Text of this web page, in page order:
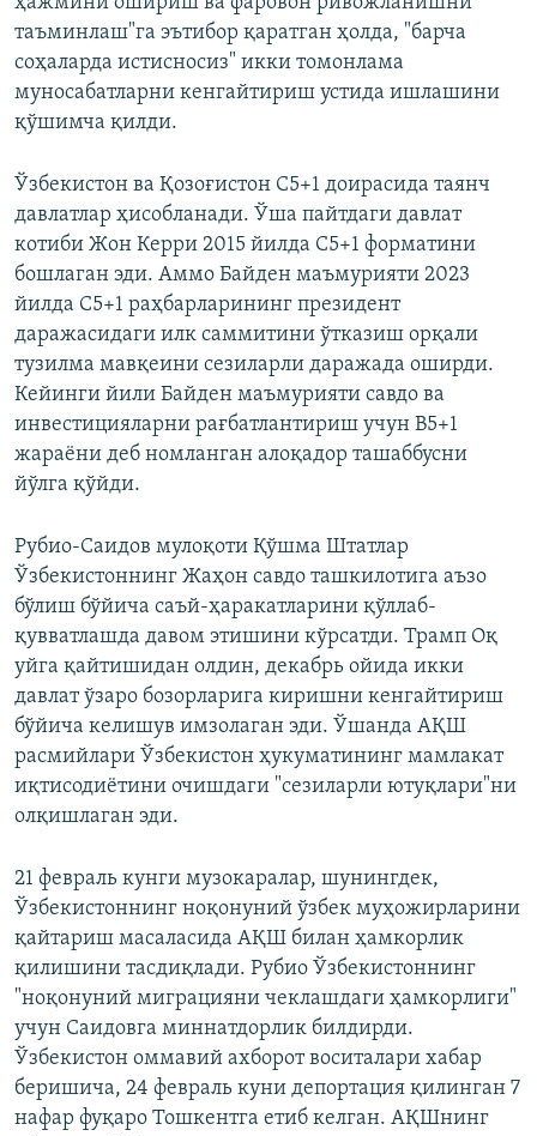
таъминлаш"га эътибор қаратган ҳолда, "барча
соҳаларда истисносиз" икки томонлама
муносабатларни кенгайтириш устида ишлашини
қўшимча қилди.
Ўзбекистон ва Қозоғистон C5+1 доирасида таянч
давлатлар ҳисобланади. Ўша пайтдаги давлат
котиби Жон Керри 2015 йилда C5+1 форматини
бошлаган эди. Аммо Байден маъмурияти 2023
йилда C5+1 раҳбарларининг президент
даражасидаги илк саммитини ўтказиш орқали
тузилма мавқеини сезиларли даражада оширди.
Кейинги йили Байден маъмурияти савдо ва
инвестицияларни рағбатлантириш учун B5+1
жараёни деб номланган алоқадор ташаббусни
йўлга қўйди.
Рубио-Саидов мулоқоти Қўшма Штатлар
Ўзбекистоннинг Жаҳон савдо ташкилотига аъзо
бўлиш бўйича саъй-ҳаракатларини қўллаб-
қувватлашда давом этишини кўрсатди. Трамп Оқ
уйга қайтишидан олдин, декабрь ойида икки
давлат ўзаро бозорларига киришни кенгайтириш
бўйича келишув имзолаган эди. Ўшанда АҚШ
расмийлари Ўзбекистон ҳукуматининг мамлакат
иқтисодиётини очишдаги "сезиларли ютуқлари"ни
олқишлаган эди.
21 февраль кунги музокаралар, шунингдек,
Ўзбекистоннинг ноқонуний ўзбек муҳожирларини
қайтариш масаласида АҚШ билан ҳамкорлик
қилишини тасдиқлади. Рубио Ўзбекистоннинг
"ноқонуний миграцияни чеклашдаги ҳамкорлиги"
учун Саидовга миннатдорлик билдирди.
Ўзбекистон оммавий ахборот воситалари хабар
беришича, 24 февраль куни депортация қилинган 7
нафар фуқаро Тошкентга етиб келган. АҚШнинг